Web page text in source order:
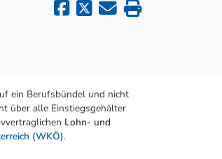
ein Berufsbündel und nicht
über alle Einstiegsgehälter
Lohn- und
(WKÖ).